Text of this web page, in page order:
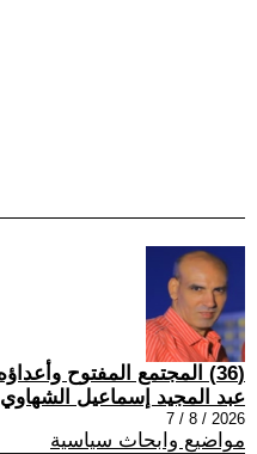
(36) المجتمع المفتوح وأعداؤه
عبد المجيد إسماعيل الشهاوي
2026 / 8 / 7
مواضيع وابحاث سياسية